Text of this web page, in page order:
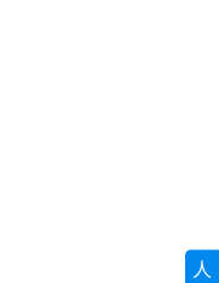
人